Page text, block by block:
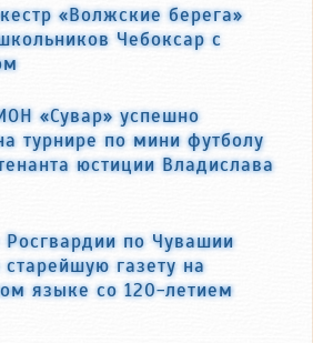
«Волжские берега»
Чебоксар с
«Сувар» успешно
турнире по мини футболу
юстиции Владислава
Росгвардии по Чувашии
газету на
языке со 120-летием